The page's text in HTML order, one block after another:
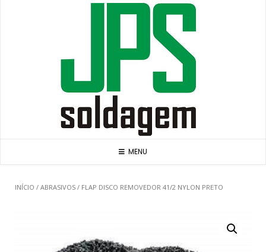
MENU
INÍCIO / ABRASIVOS / FLAP DISCO REMOVEDOR 41/2 NYLON PRETO